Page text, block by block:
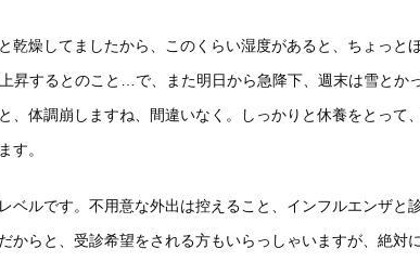
乾燥してましたから、このくらい湿度があると、ちょっと
昇するとのこと…で、また明日から急降下、週末は雪とか
、体調崩しますね、間違いなく。しっかりと休養をとって
す。
ベルです。不用意な外出は控えること、インフルエンザと
からと、受診希望をされる方もいらっしゃいますが、絶対